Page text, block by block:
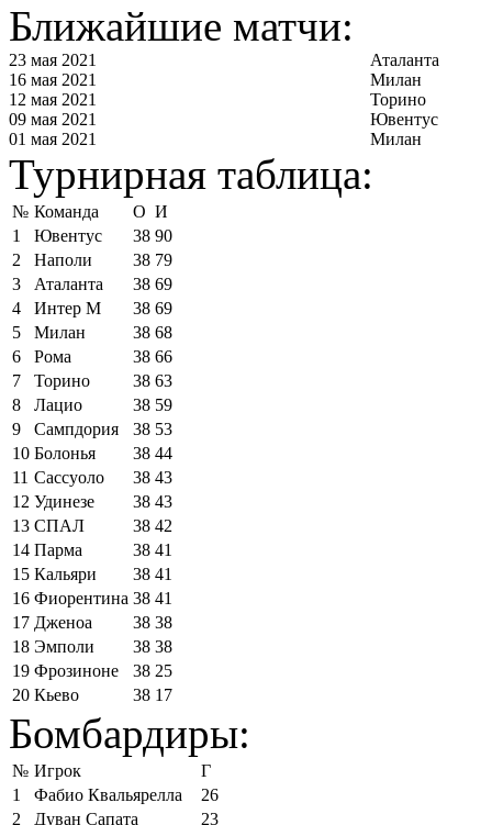
Ближайшие матчи:
23 мая 2021
Аталанта
16 мая 2021
Милан
12 мая 2021
Торино
09 мая 2021
Ювентус
01 мая 2021
Милан
Турнирная таблица:
№ Команда О И
1
Ювентус 38 90
2
Наполи 38 79
3
Аталанта 38 69
4
Интер М 38 69
5
Милан 38 68
6
Рома 38 66
7
Торино 38 63
8
Лацио 38 59
9
Сампдория 38 53
10 Болонья 38 44
11 Сассуоло 38 43
12 Удинезе 38 43
13 СПАЛ 38 42
14 Парма 38 41
15 Кальяри 38 41
16 Фиорентина 38 41
17 Дженоа 38 38
18 Эмполи 38 38
19 Фрозиноне 38 25
20 Кьево 38 17
Бомбардиры:
№ Игрок
Г
1
Фабио Квальярелла
26
2
Дуван Сапата
23